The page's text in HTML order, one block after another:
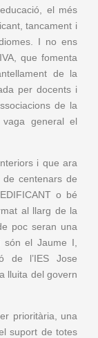
el més
tancament i
I no ens
que fomenta
de la
per docents i
de la
vaga general el
i que ara
centenars de
o bé
al llarg de la
poc seran una
són el Jaume I,
de l’IES Jose
lluita del govern
prioritària, una
suport de totes